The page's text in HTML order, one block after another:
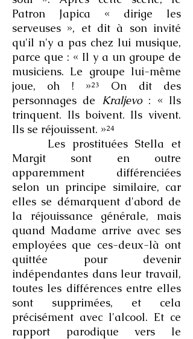
Patron Japica « dirige les
serveuses », et dit à son invité
qu'il n'y a pas chez lui musique,
parce que : « Il y a un groupe de
musiciens. Le groupe lui-même
joue, oh ! »²³ On dit des
personnages de Kraljevo: « Ils
trinquent. Ils boivent. Ils vivent.
Ils se réjouissent. »²⁴
Les prostituées Stella et
Margit sont en outre
apparemment différenciées
selon un principe similaire, car
elles se démarquent d'abord de
la réjouissance générale, mais
quand Madame arrive avec ses
employées que ces-deux-là ont
quittée pour devenir
indépendantes dans leur travail,
toutes les différences entre elles
sont supprimées, et cela
précisément avec l'alcool. Et ce
rapport parodique vers le